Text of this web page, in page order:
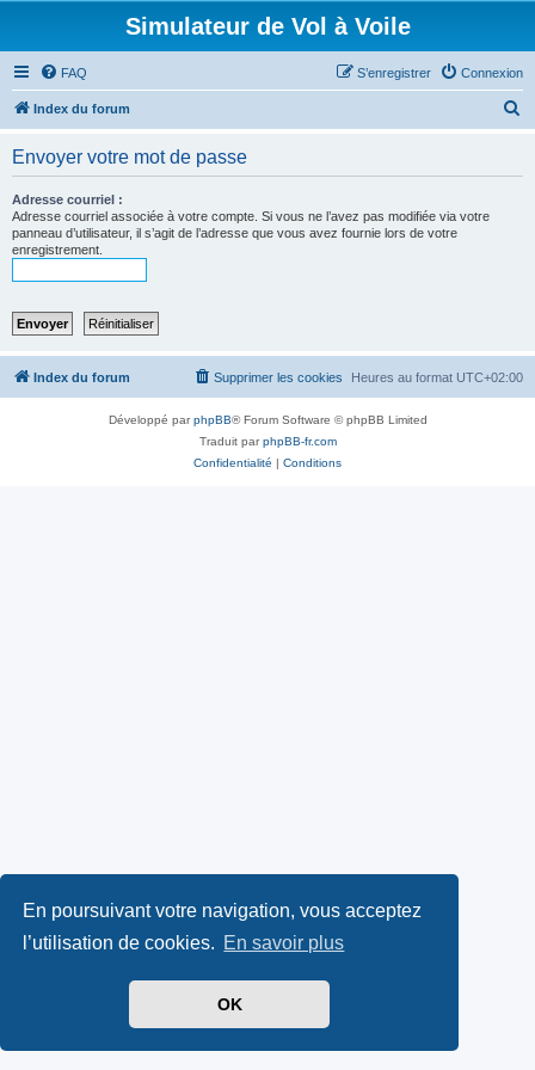
En poursuivant votre navigation, vous acceptez
l’utilisation de cookies. En savoir plus
OK
Simulateur de Vol à Voile
FAQ Connexion
S’enregistrer
Index du forum
Envoyer votre mot de passe
Adresse courriel :
Adresse courriel associée à votre compte. Si vous ne l’avez pas modifiée via votre
panneau d’utilisateur, il s’agit de l’adresse que vous avez fournie lors de votre
enregistrement.
Index du forum Heures au format UTC+02:00
Supprimer les cookies
Développé parphpBB® Forum Software © phpBB Limited
Traduit parphpBB-fr.com
Confidentialité | Conditions